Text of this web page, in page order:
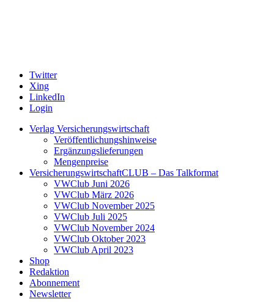
Twitter
Xing
LinkedIn
Login
Verlag Versicherungswirtschaft
Veröffentlichungshinweise
Ergänzungslieferungen
Mengenpreise
VersicherungswirtschaftCLUB – Das Talkformat
VWClub Juni 2026
VWClub März 2026
VWClub November 2025
VWClub Juli 2025
VWClub November 2024
VWClub Oktober 2023
VWClub April 2023
Shop
Redaktion
Abonnement
Newsletter